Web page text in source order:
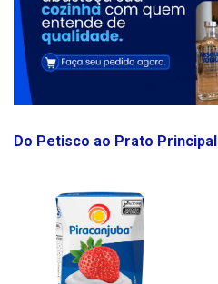
Do Petisco ao Prato Principal